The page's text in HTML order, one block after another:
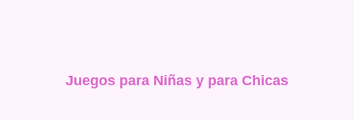
Juegos para Niñas y para Chicas